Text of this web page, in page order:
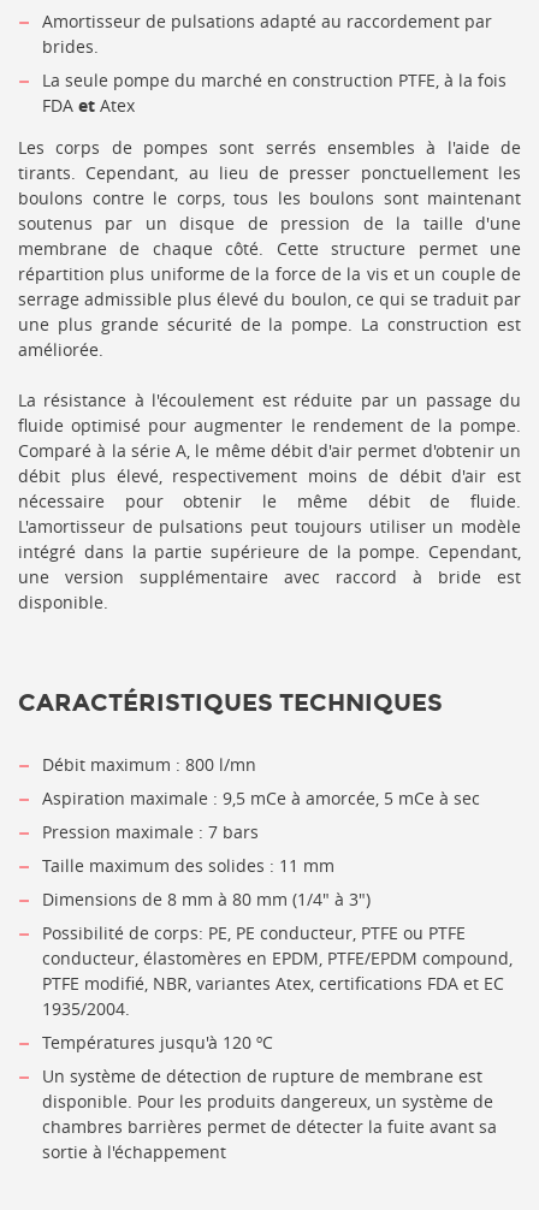
Amortisseur de pulsations adapté au raccordement par
brides.
La seule pompe du marché en construction PTFE, à la fois
FDA et Atex
Les corps de pompes sont serrés ensembles à l'aide de
tirants. Cependant, au lieu de presser ponctuellement les
boulons contre le corps, tous les boulons sont maintenant
soutenus par un disque de pression de la taille d'une
membrane de chaque côté. Cette structure permet une
répartition plus uniforme de la force de la vis et un couple de
serrage admissible plus élevé du boulon, ce qui se traduit par
une plus grande sécurité de la pompe. La construction est
améliorée.
La résistance à l'écoulement est réduite par un passage du
fluide optimisé pour augmenter le rendement de la pompe.
Comparé à la série A, le même débit d'air permet d'obtenir un
débit plus élevé, respectivement moins de débit d'air est
nécessaire pour obtenir le même débit de fluide.
L'amortisseur de pulsations peut toujours utiliser un modèle
intégré dans la partie supérieure de la pompe. Cependant,
une version supplémentaire avec raccord à bride est
disponible.
CARACTÉRISTIQUES TECHNIQUES
Débit maximum : 800 l/mn
Aspiration maximale : 9,5 mCe à amorcée, 5 mCe à sec
Pression maximale : 7 bars
Taille maximum des solides : 11 mm
Dimensions de 8 mm à 80 mm (1/4" à 3")
Possibilité de corps: PE, PE conducteur, PTFE ou PTFE
conducteur, élastomères en EPDM, PTFE/EPDM compound,
PTFE modifié, NBR, variantes Atex, certifications FDA et EC
1935/2004.
Températures jusqu'à 120 ºC
Un système de détection de rupture de membrane est
disponible. Pour les produits dangereux, un système de
chambres barrières permet de détecter la fuite avant sa
sortie à l'échappement